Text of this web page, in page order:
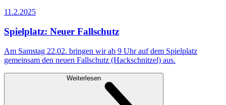
11.2.2025
Spielplatz: Neuer Fallschutz
Am Samstag 22.02. bringen wir ab 9 Uhr auf dem Spielplatz
gemeinsam den neuen Fallschutz (Hackschnitzel) aus.
Weiterlesen